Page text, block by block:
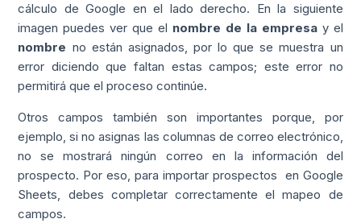
cálculo de Google en el lado derecho. En la siguiente
imagen puedes ver que el nombre de la empresay el
nombre no están asignados, por lo que se muestra un
error diciendo que faltan estas campos; este error no
permitirá que el proceso continúe.
Otros campos también son importantes porque, por
ejemplo, si no asignas las columnas de correo electrónico,
no se mostrará ningún correo en la información del
prospecto. Por eso, para importar prospectos en Google
Sheets, debes completar correctamente el mapeo de
campos.